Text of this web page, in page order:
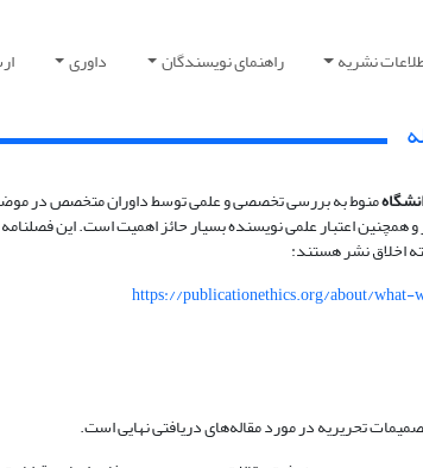
نشریه راهنمای نویسندگان داوری
منوط به بررسی تخصصی و علمی توسط داوران متخصص در موضوع
اخلاق نشر هستند:
https://publicationethics.org/about/